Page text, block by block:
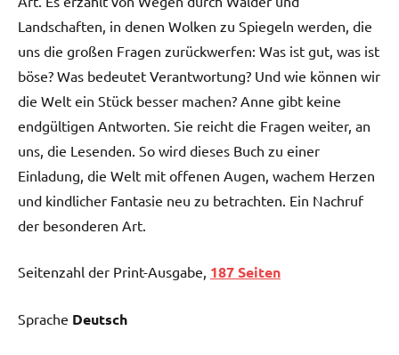
Landschaften, in denen Wolken zu Spiegeln werden, die
uns die großen Fragen zurückwerfen: Was ist gut, was ist
böse? Was bedeutet Verantwortung? Und wie können wir
die Welt ein Stück besser machen? Anne gibt keine
endgültigen Antworten. Sie reicht die Fragen weiter, an
uns, die Lesenden. So wird dieses Buch zu einer
Einladung, die Welt mit offenen Augen, wachem Herzen
und kindlicher Fantasie neu zu betrachten. Ein Nachruf
der besonderen Art.
Seitenzahl der Print-Ausgabe, 187 Seiten
Sprache Deutsch